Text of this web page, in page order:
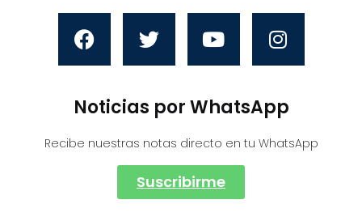
Noticias por WhatsApp
Recibe nuestras notas directo en tu WhatsApp
Suscribirme